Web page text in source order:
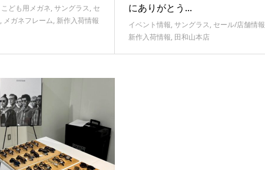
こども用メガネ, サングラス, セ
, メガネフレーム, 新作入荷情報
にありがとう...
イベント情報, サングラス, セール/店舗情報
新作入荷情報, 田和山本店